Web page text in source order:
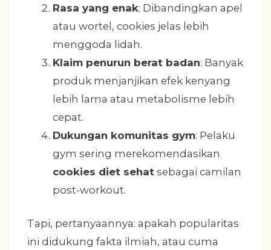
Rasa yang enak: Dibandingkan apel
atau wortel, cookies jelas lebih
menggoda lidah.
Klaim penurun berat badan: Banyak
produk menjanjikan efek kenyang
lebih lama atau metabolisme lebih
cepat.
Dukungan komunitas gym: Pelaku
gym sering merekomendasikan
cookies diet sehat sebagai camilan
post-workout.
Tapi, pertanyaannya: apakah popularitas
ini didukung fakta ilmiah, atau cuma